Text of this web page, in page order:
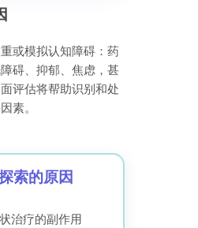
或模拟认知障碍：药
碍、抑郁、焦虑，甚
评估将帮助识别和处
素。
索的原因
治疗的副作用